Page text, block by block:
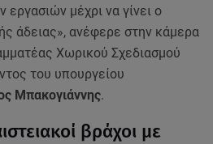
μέχρι να γίνει ο
άδειας», ανέφερε στην κάμερα
Χωρικού Σχεδιασμού
του υπουργείου
Μπακογιάννης.
βράχοι με